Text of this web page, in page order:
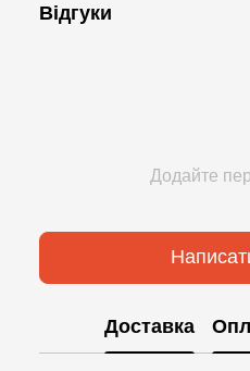
Відгуки
Додайте
Доставка